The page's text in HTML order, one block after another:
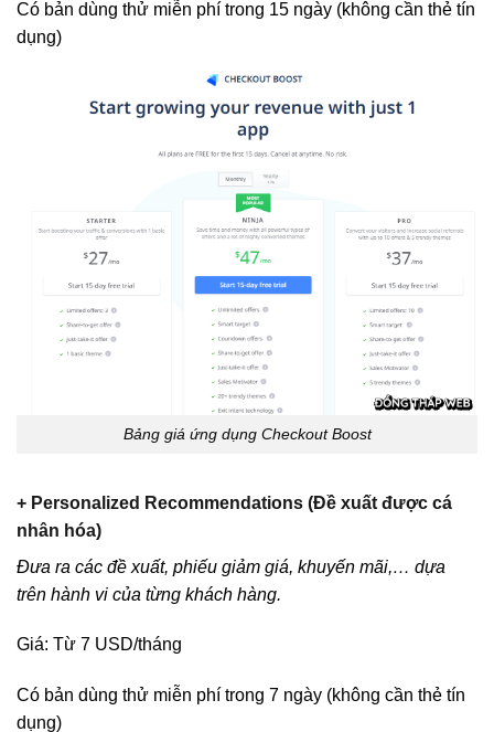
Có bản dùng thử miễn phí trong 15 ngày (không cần thẻ tín
dụng)
Bảng giá ứng dụng Checkout Boost
+ Personalized Recommendations (Đề xuất được cá
nhân hóa)
Đưa ra các đề xuất, phiếu giảm giá, khuyến mãi,… dựa
trên hành vi của từng khách hàng.
Giá: Từ 7 USD/tháng
Có bản dùng thử miễn phí trong 7 ngày (không cần thẻ tín
dụng)